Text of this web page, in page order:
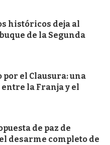
históricos deja al
de la Segunda
por el Clausura: una
la Franja y el
de paz de
desarme completo de